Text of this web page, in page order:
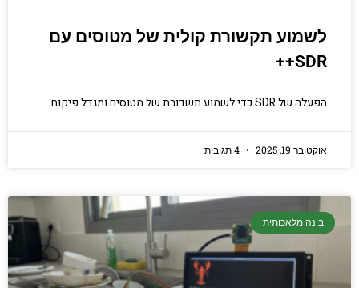
לשמוע תקשורת קולית של מטוסים עם
SDR++
הפעלה של SDR כדי לשמוע תשדורת של מטוסים ומגדל פיקוח.
אוקטובר 19, 2025
בינה מלאכותית